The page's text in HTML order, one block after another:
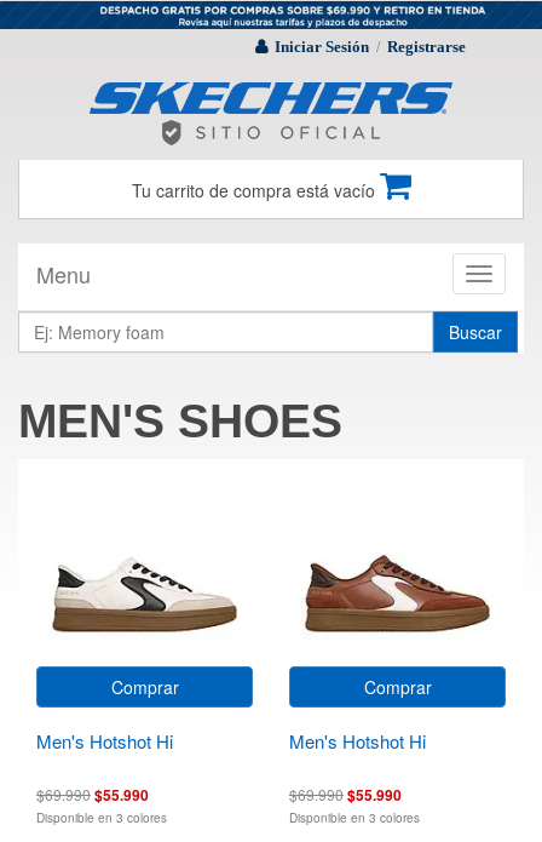
Iniciar Sesión / Registrarse
Tu carrito de compra está vacío
Toggle
Menu
Buscar
MEN'S SHOES
Comprar
Men's Hotshot Hi
$69.990$55.990
Disponible en 3 colores
Comprar
Men's Hotshot Hi
$69.990$55.990
Disponible en 3 colores